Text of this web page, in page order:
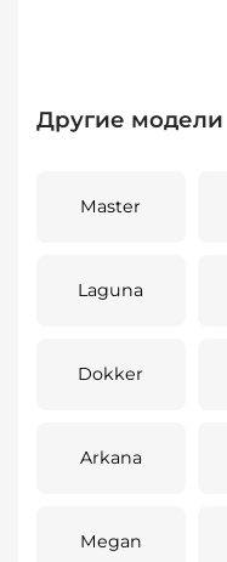
Другие модели
Master
Laguna
Dokker
Arkana
Megan